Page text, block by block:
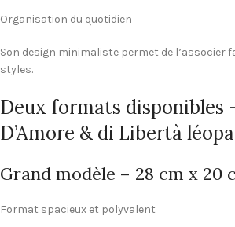
Organisation du quotidien
Son design minimaliste permet de l’associer
styles.
Deux formats disponibles
D’Amore & di Libertà
Grand modèle – 28 cm x 20
Format spacieux et polyvalent